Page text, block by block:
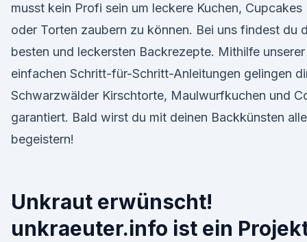
musst kein Profi sein um leckere Kuchen, Cupcakes
oder Torten zaubern zu können. Bei uns findest du
besten und leckersten Backrezepte. Mithilfe unserer
einfachen Schritt-für-Schritt-Anleitungen gelingen
Schwarzwälder Kirschtorte, Maulwurfkuchen und
garantiert. Bald wirst du mit deinen Backkünsten alle
begeistern!
Unkraut erwünscht!
unkraeuter.info ist ein